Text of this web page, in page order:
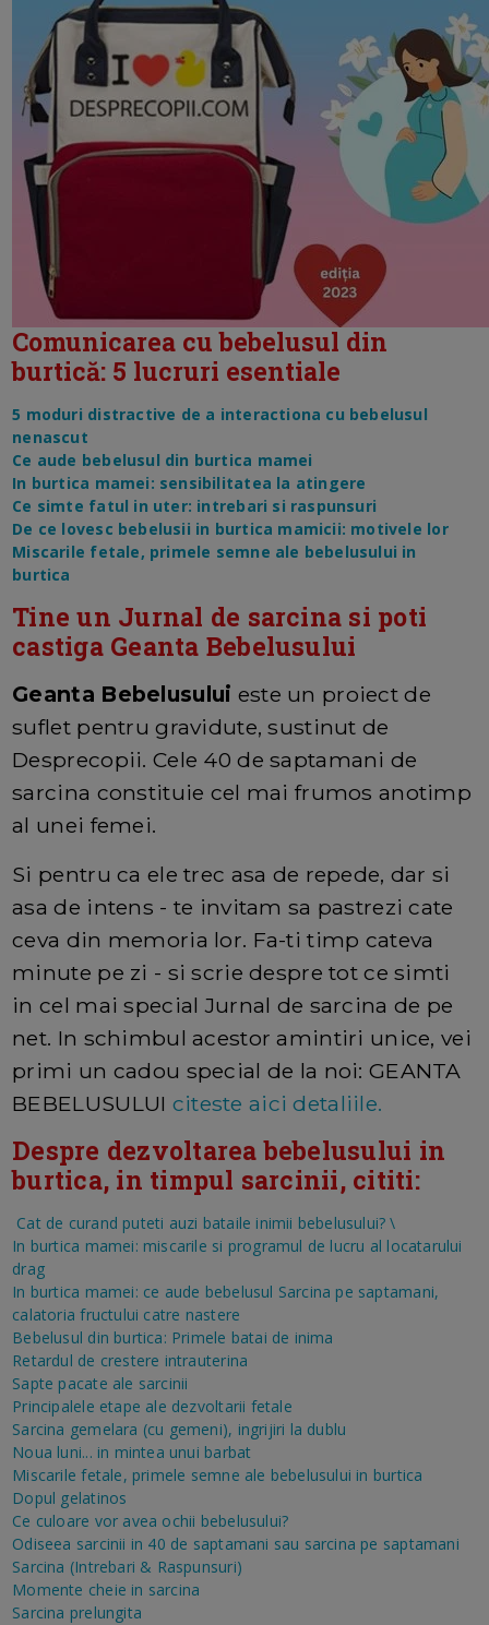
Comunicarea cu bebelusul din
burtică: 5 lucruri esentiale
5 moduri distractive de a interactiona cu bebelusul
nenascut
Ce aude bebelusul din burtica mamei
In burtica mamei: sensibilitatea la atingere
Ce simte fatul in uter: intrebari si raspunsuri
De ce lovesc bebelusii in burtica mamicii: motivele lor
Miscarile fetale, primele semne ale bebelusului in
burtica
Tine un Jurnal de sarcina si poti
castiga Geanta Bebelusului
Geanta Bebelusului este un proiect de
suflet pentru gravidute, sustinut de
Desprecopii. Cele 40 de saptamani de
sarcina constituie cel mai frumos anotimp
al unei femei.
Si pentru ca ele trec asa de repede, dar si
asa de intens - te invitam sa pastrezi cate
ceva din memoria lor. Fa-ti timp cateva
minute pe zi - si scrie despre tot ce simti
in cel mai special Jurnal de sarcina de pe
net. In schimbul acestor amintiri unice, vei
primi un cadou special de la noi: GEANTA
BEBELUSULUI citeste aici detaliile.
Despre dezvoltarea bebelusului in
burtica, in timpul sarcinii, cititi:
Cat de curand puteti auzi bataile inimii bebelusului? \
In burtica mamei: miscarile si programul de lucru al locatarului
drag
In burtica mamei: ce aude bebelusul Sarcina pe saptamani,
calatoria fructului catre nastere
Bebelusul din burtica: Primele batai de inima
Retardul de crestere intrauterina
Sapte pacate ale sarcinii
Principalele etape ale dezvoltarii fetale
Sarcina gemelara (cu gemeni), ingrijiri la dublu
Noua luni... in mintea unui barbat
Miscarile fetale, primele semne ale bebelusului in burtica
Dopul gelatinos
Ce culoare vor avea ochii bebelusului?
Odiseea sarcinii in 40 de saptamani sau sarcina pe saptamani
Sarcina (Intrebari & Raspunsuri)
Momente cheie in sarcina
Sarcina prelungita